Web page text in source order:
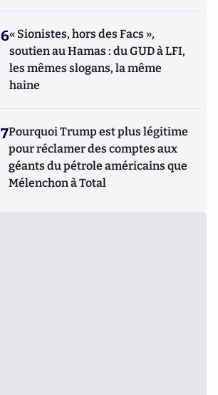
6« Sionistes, hors des Facs »,
soutien au Hamas : du GUD à LFI,
les mêmes slogans, la même
haine
7Pourquoi Trump est plus légitime
pour réclamer des comptes aux
géants du pétrole américains que
Mélenchon à Total